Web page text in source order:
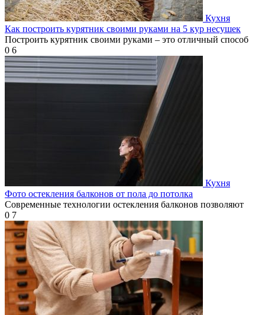
Кухня
Как построить курятник своими руками на 5 кур несушек
Построить курятник своими руками – это отличный способ
0 6
Кухня
Фото остекления балконов от пола до потолка
Современные технологии остекления балконов позволяют
0 7